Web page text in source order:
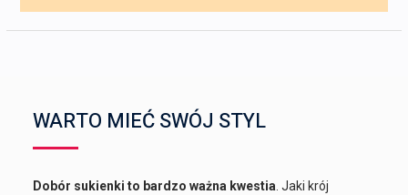
WARTO MIEĆ SWÓJ STYL
Dobór sukienki to bardzo ważna kwestia . Jaki krój